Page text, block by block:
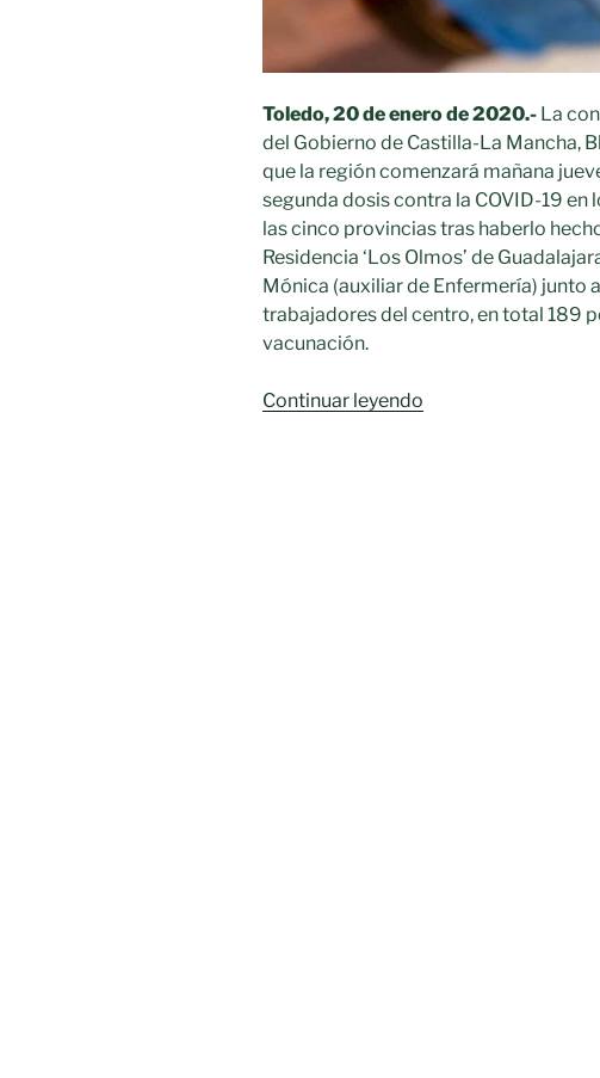
Toledo, 20 de enero de 2020.- La
del Gobierno de Castilla-La Mancha,
que la región comenzará mañana
segunda dosis contra la COVID-19
las cinco provincias tras haberlo
Residencia ‘Los Olmos’ de
Mónica (auxiliar de Enfermería) junto
trabajadores del centro, en total 189
vacunación.
Continuar leyendo